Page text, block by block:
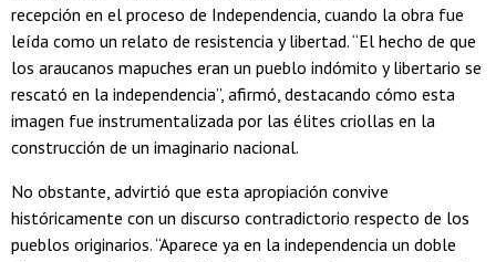
recepción en el proceso de Independencia, cuando la obra fue
leída como un relato de resistencia y libertad. “El hecho de que
los araucanos mapuches eran un pueblo indómito y libertario se
rescató en la independencia”, afirmó, destacando cómo esta
imagen fue instrumentalizada por las élites criollas en la
construcción de un imaginario nacional.
No obstante, advirtió que esta apropiación convive
históricamente con un discurso contradictorio respecto de los
pueblos originarios. “Aparece ya en la independencia un doble